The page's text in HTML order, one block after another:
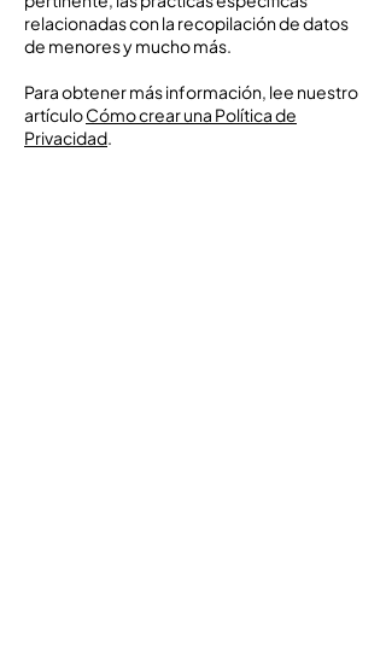
relacionadas con la recopilación de datos
de menores y mucho más.
Para obtener más información, lee nuestro
artículoCómo crear una Política de
Privacidad.